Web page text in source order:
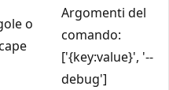
o
Argomenti del
comando:
['{key:value}', '--
debug']